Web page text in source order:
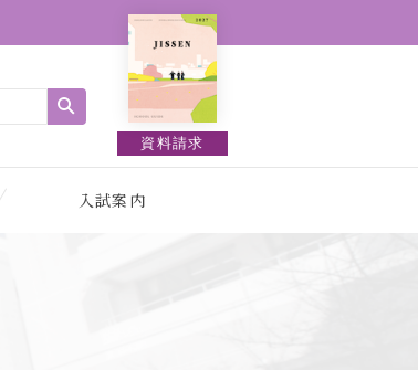
資料請求
入試案内